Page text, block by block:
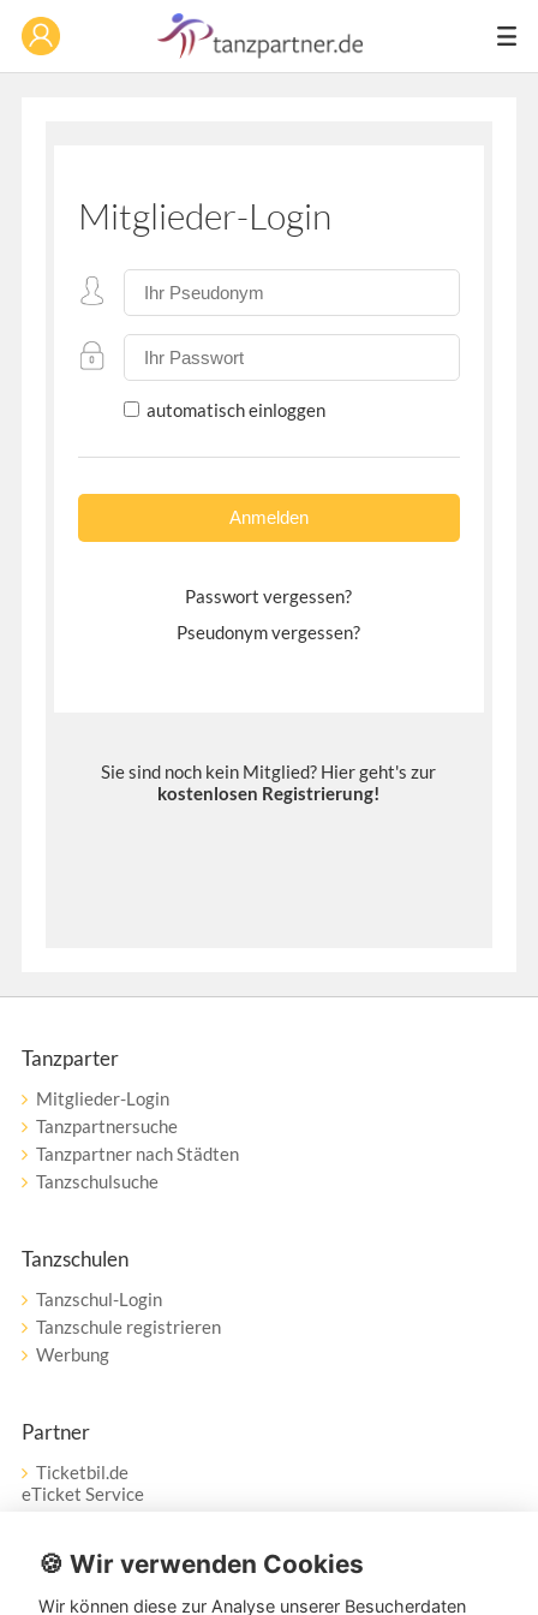
Mitglieder-Login
automatisch einloggen
Passwort vergessen?
Pseudonym vergessen?
Sie sind noch kein Mitglied? Hier geht's zur
kostenlosen Registrierung!
Tanzparter
Mitglieder-Login
Tanzpartnersuche
Tanzpartner nach Städten
Tanzschulsuche
Tanzschulen
Tanzschul-Login
Tanzschule registrieren
Werbung
Partner
Ticketbil.de
eTicket Service
Vertrag widerrufen
🍪 Wir verwenden Cookies
Wir können diese zur Analyse unserer Besucherdaten